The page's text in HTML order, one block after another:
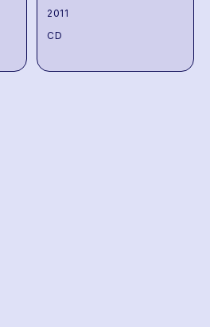
2011
CD